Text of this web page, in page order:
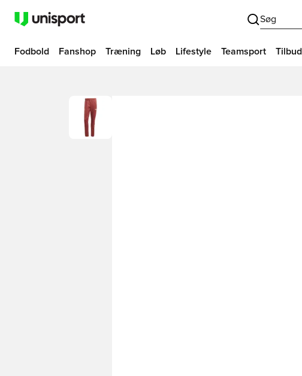
Søg
Fodbold Fanshop Træning Løb Lifestyle Teamsport Tilbud